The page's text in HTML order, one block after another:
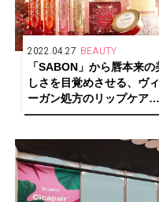
2022.04.27 BEAUTY
「SABON」から唇本来の
しさを目覚めさせる、ヴィ
ーガン処方のリップケアラ
インが新登場！